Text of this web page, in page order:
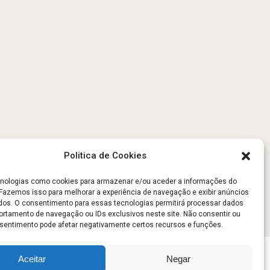
Politica de Cookies
como cookies para armazenar e/ou aceder a informações do
isso para melhorar a experiência de navegação e exibir anúncios
O consentimento para essas tecnologias permitirá processar dados
de navegação ou IDs exclusivos neste site. Não consentir ou
pode afetar negativamente certos recursos e funções.
Aceitar Negar
Contato